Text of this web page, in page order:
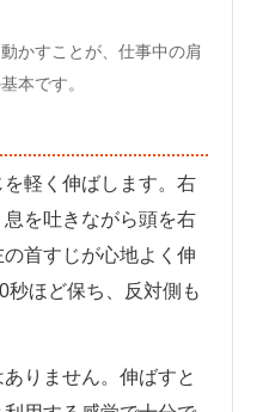
かすことが、仕事中の肩
本です。
軽く伸ばします。右
を吐きながら頭を右
首すじが心地よく伸
秒ほど保ち、反対側も
りません。伸ばすと